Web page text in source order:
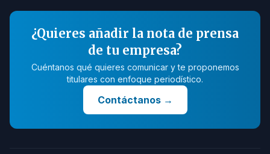
¿Quieres añadir la nota de prensa
de tu empresa?
Cuéntanos qué quieres comunicar y te proponemos
titulares con enfoque periodístico.
Contáctanos→